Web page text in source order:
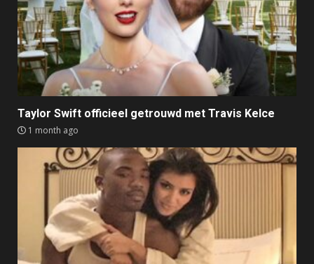
Taylor Swift officieel getrouwd met Travis Kelce
1 month ago